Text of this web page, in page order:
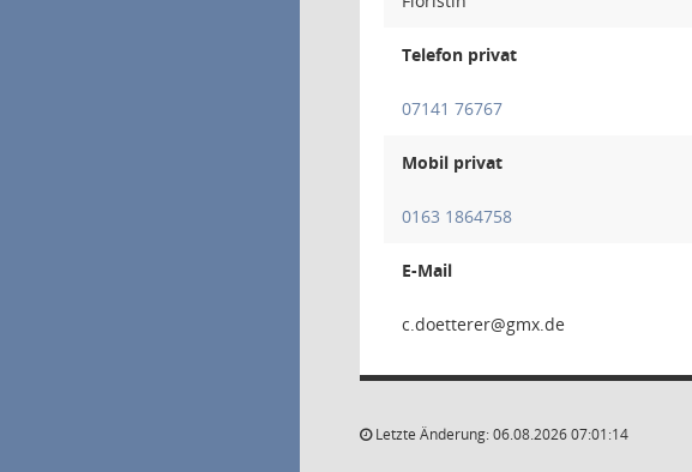
Telefon privat
07141 76767
Mobil privat
0163 1864758
E-Mail
reret
Letzte Änderung: 06.08.2026 07:01:14